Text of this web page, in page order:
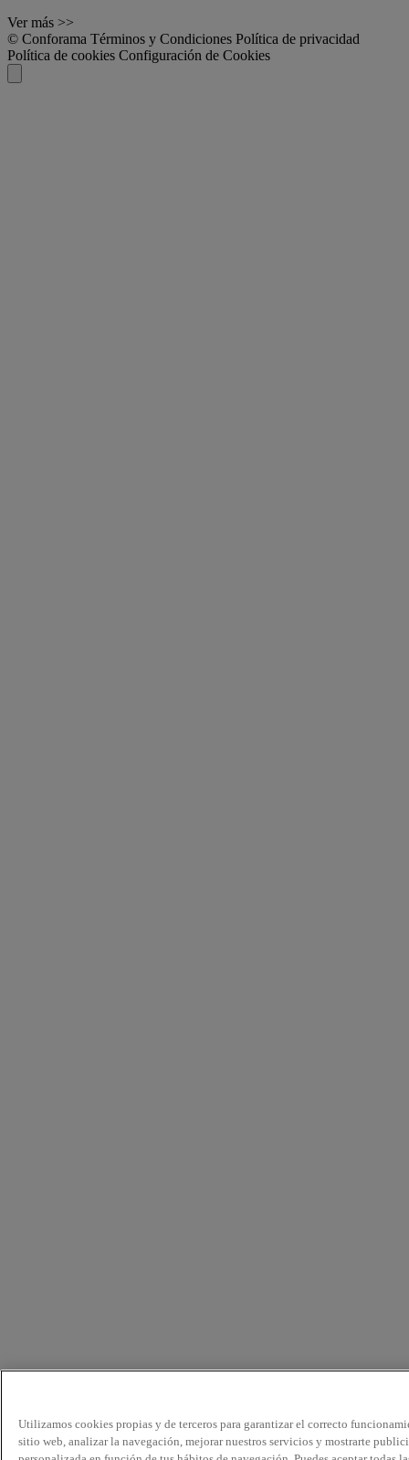
Ver más >>
© Conforama Términos y Condiciones Política de privacidad
Política de cookies Configuración de Cookies
Utilizamos cookies propias y de terceros para garantizar el correcto
sitio web, analizar la navegación, mejorar nuestros servicios y mostrarte